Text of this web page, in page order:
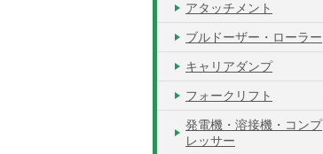
アタッチメント
ブルドーザー・ローラー
キャリアダンプ
フォークリフト
発電機・溶接機・コンプ
レッサー